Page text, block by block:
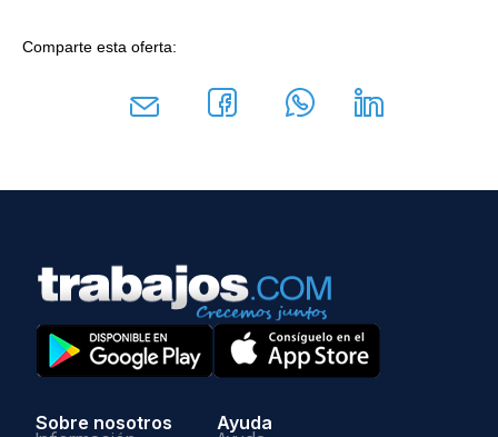
Comparte esta oferta:
Sobre nosotros Ayuda